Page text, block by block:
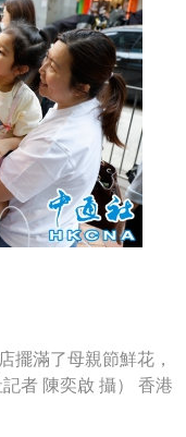
擺滿了母親節鮮花，
者 陳奕啟 攝） 香港